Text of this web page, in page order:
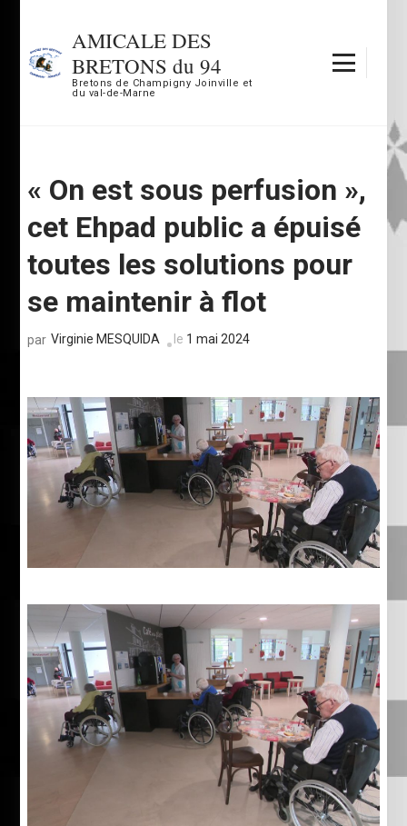
contenu
(Pressez
AMICALE DES
BRETONS du 94
Bretons de Champigny Joinville et
du val-de-Marne
« On est sous perfusion »,
cet Ehpad public a épuisé
toutes les solutions pour
se maintenir à flot
par Virginie MESQUIDA le 1 mai 2024